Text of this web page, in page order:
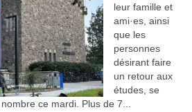
leur famille et
ami·es, ainsi
que les
personnes
désirant faire
un retour aux
études, se
ce mardi. Plus de 7...